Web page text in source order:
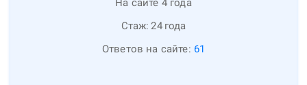
На сайте 4 года
Стаж: 24 года
Ответов на сайте: 61